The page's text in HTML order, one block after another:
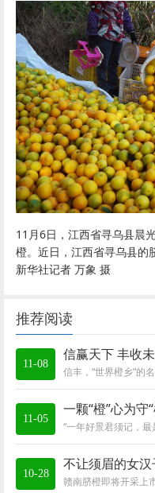
11月6日，江西省寻乌县晨
橙。近日，江西省寻乌县的
新华社记者 万象 摄
推荐阅读
11-08
信赢天下 丰收
11-05
一颗“橙”心为守
10-28